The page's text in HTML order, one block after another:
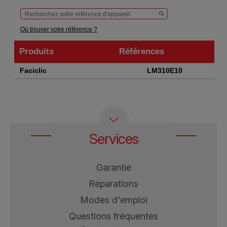
Où trouver votre référence ?
Produits
Références
Produits
Références
Faciclic LM310E10
Services
Garantie
Réparations
Modes d'emploi
Questions fréquentes